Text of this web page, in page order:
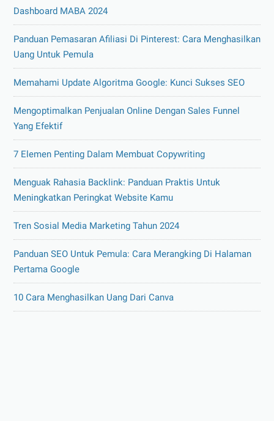
Dashboard MABA 2024
Panduan Pemasaran Afiliasi Di Pinterest: Cara Menghasilkan
Uang Untuk Pemula
Memahami Update Algoritma Google: Kunci Sukses SEO
Mengoptimalkan Penjualan Online Dengan Sales Funnel
Yang Efektif
7 Elemen Penting Dalam Membuat Copywriting
Menguak Rahasia Backlink: Panduan Praktis Untuk
Meningkatkan Peringkat Website Kamu
Tren Sosial Media Marketing Tahun 2024
Panduan SEO Untuk Pemula: Cara Merangking Di Halaman
Pertama Google
10 Cara Menghasilkan Uang Dari Canva